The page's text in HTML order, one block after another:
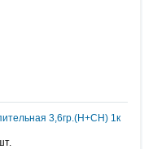
3,6гр.(Н+СН) 1к